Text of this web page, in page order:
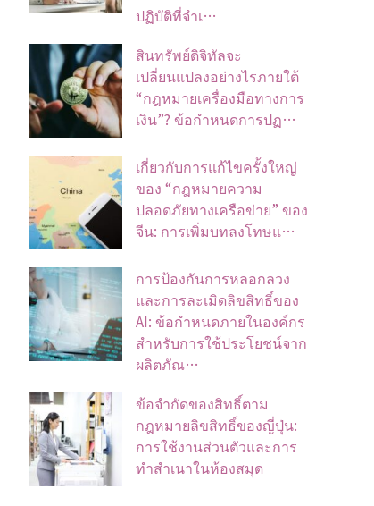
ปฏิบัติที่จำเ…
สินทรัพย์ดิจิทัลจะ
เปลี่ยนแปลงอย่างไรภายใต้
“กฎหมายเครื่องมือทางการ
เงิน”? ข้อกำหนดการปฏ…
เกี่ยวกับการแก้ไขครั้งใหญ่
ของ “กฎหมายความ
ปลอดภัยทางเครือข่าย” ของ
จีน: การเพิ่มบทลงโทษแ…
การป้องกันการหลอกลวง
และการละเมิดลิขสิทธิ์ของ
AI: ข้อกำหนดภายในองค์กร
สำหรับการใช้ประโยชน์จาก
ผลิตภัณ…
ข้อจํากัดของสิทธิ์ตาม
กฎหมายลิขสิทธิ์ของญี่ปุ่น:
การใช้งานส่วนตัวและการ
ทําสําเนาในห้องสมุด